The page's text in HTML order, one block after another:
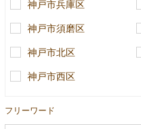
神戸市兵庫区
神戸市須磨区
神戸市北区
神戸市西区
フリーワード